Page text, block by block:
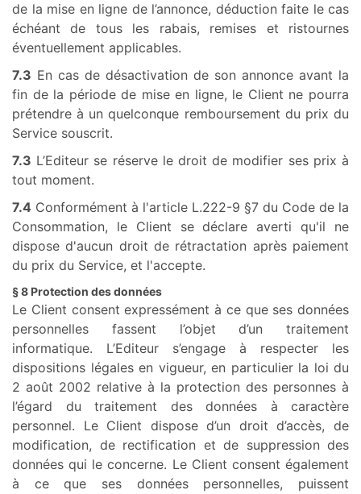
de la mise en ligne de l’annonce, déduction faite le cas
échéant de tous les rabais, remises et ristournes
éventuellement applicables.
7.3 En cas de désactivation de son annonce avant la
fin de la période de mise en ligne, le Client ne pourra
prétendre à un quelconque remboursement du prix du
Service souscrit.
7.3 L’Editeur se réserve le droit de modifier ses prix à
tout moment.
7.4 Conformément à l'article L.222-9 §7 du Code de la
Consommation, le Client se déclare averti qu'il ne
dispose d'aucun droit de rétractation après paiement
du prix du Service, et l'accepte.
§ 8 Protection des données
Le Client consent expressément à ce que ses données
personnelles fassent l’objet d’un traitement
informatique. L’Editeur s’engage à respecter les
dispositions légales en vigueur, en particulier la loi du
2 août 2002 relative à la protection des personnes à
l’égard du traitement des données à caractère
personnel. Le Client dispose d’un droit d’accès, de
modification, de rectification et de suppression des
données qui le concerne. Le Client consent également
à ce que ses données personnelles, puissent